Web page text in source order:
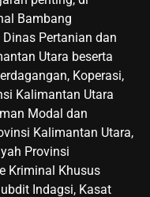
Bambang
Pertanian dan
Utara beserta
Koperasi,
Kalimantan Utara
Modal dan
Kalimantan Utara,
Provinsi
Kriminal Khusus
Indagsi, Kasat